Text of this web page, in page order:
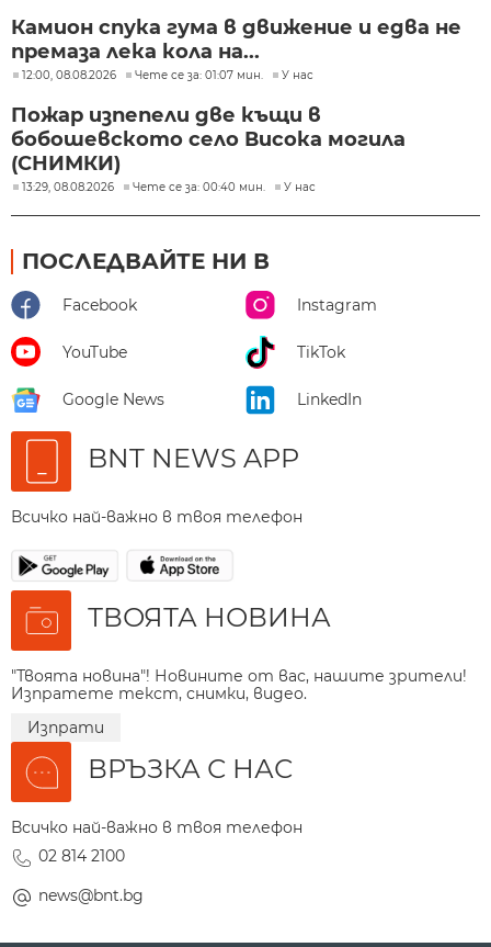
Камион спука гума в движение и едва не
премаза лека кола на...
12:00, 08.08.2026 Чете се за: 01:07 мин. У нас
Пожар изпепели две къщи в
бобошевското село Висока могила
(СНИМКИ)
13:29, 08.08.2026 Чете се за: 00:40 мин. У нас
ПОСЛЕДВАЙТЕ НИ В
Facebook Instagram
YouTube TikTok
Google News LinkedIn
BNT NEWS APP
Всичко най-важно в твоя телефон
ТВОЯТА НОВИНА
"Твоята новина"! Новините от вас, нашите зрители!
Изпратете текст, снимки, видео.
Изпрати
ВРЪЗКА С НАС
Всичко най-важно в твоя телефон
02 814 2100
news@bnt.bg